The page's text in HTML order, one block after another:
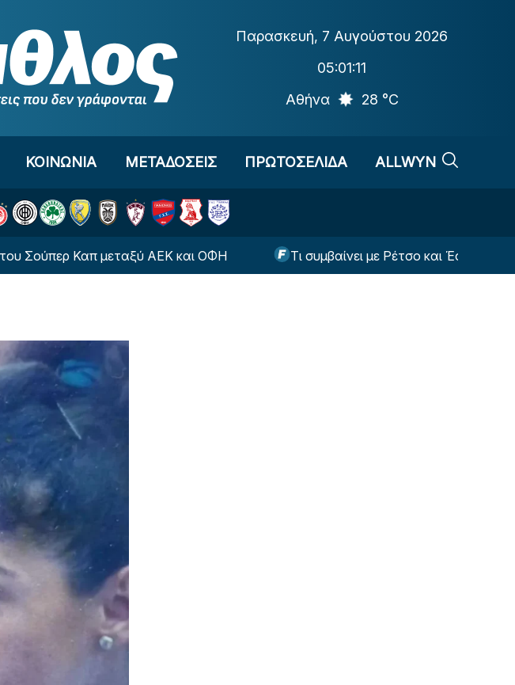
Παρασκευή, 7 Αυγούστου 2026
05:01:12
Αθήνα
28 °C
ΚΟΙΝΩΝΙΑ ΜΕΤΑΔΟΣΕΙΣ ΠΡΩΤΟΣΕΛΙΔΑ ALLWYN
Καπ μεταξύ ΑΕΚ και ΟΦΗ Τι συμβαίνει με Ρέτσο και Έσε ενόψει της